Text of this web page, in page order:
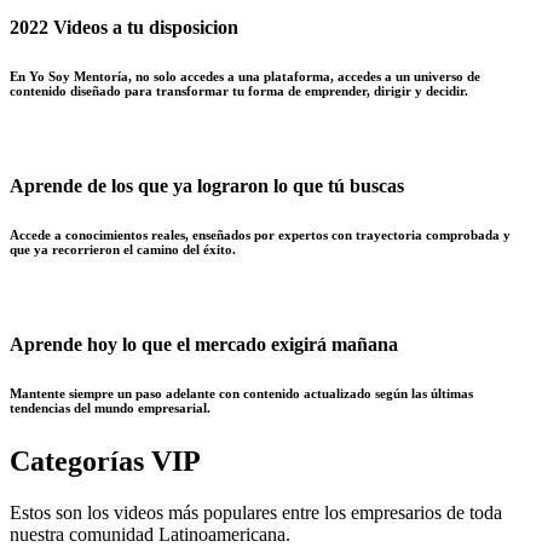
2022 Videos a tu disposicion
En Yo Soy Mentoría, no solo accedes a una plataforma, accedes a un universo de
contenido diseñado para transformar tu forma de emprender, dirigir y decidir.
Aprende de los que ya lograron lo que tú buscas
Accede a conocimientos reales, enseñados por expertos con trayectoria comprobada y
que ya recorrieron el camino del éxito.
Aprende hoy lo que el mercado exigirá mañana
Mantente siempre un paso adelante con contenido actualizado según las últimas
tendencias del mundo empresarial.
Categorías VIP
Estos son los videos más populares entre los empresarios de toda
nuestra comunidad Latinoamericana.